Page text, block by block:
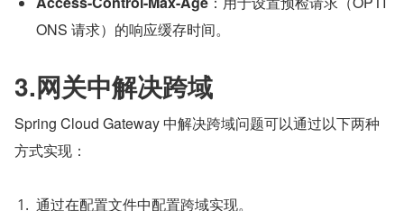
ONS 请求）的响应缓存时间。
3.网关中解决跨域
Spring Cloud Gateway 中解决跨域问题可以通过以下两种
方式实现：
通过在配置文件中配置跨域实现。